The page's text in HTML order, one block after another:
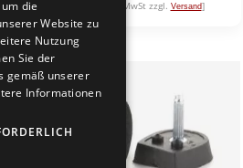
[inkl. 19% MwSt zzgl. Versand]
die
Website zu
Nutzung
Sie der
gemäß unserer
Informationen